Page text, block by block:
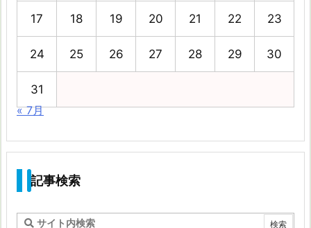
17 18 19 20 21 22 23
24 25 26 27 28 29 30
31
« 7月
記事検索